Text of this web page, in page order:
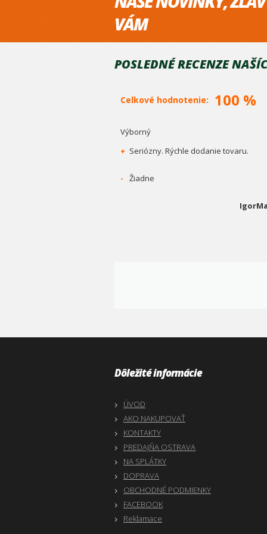
VÁM
POSLEDNÉ RECENZE
Celkové hodnotenie: 100 %
Výborný
+ Seriózny. Rýchle dodanie tovaru.
- Žiadne
Dôležité informácie
ÚVOD
AKO NAKUPOVAŤ
KONTAKTY
PREDAJŇA OSTRAVA
NA SPLÁTKY
DOPRAVA
OBCHODNÉ PODMIENKY
FACEBOOK
Reklamace